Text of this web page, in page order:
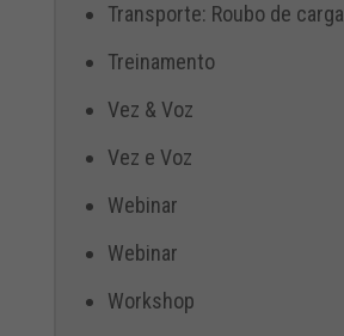
Transporte: Roubo de carga
Treinamento
Vez & Voz
Vez e Voz
Webinar
Webinar
Workshop